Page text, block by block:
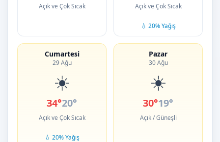
Açık ve Çok Sıcak Açık ve Çok Sıcak
💧 20% Yağış
Cumartesi
29 Ağu
☀️
34°20°
Açık ve Çok Sıcak
💧 20% Yağış
Pazar
30 Ağu
☀️
30°19°
Açık / Güneşli